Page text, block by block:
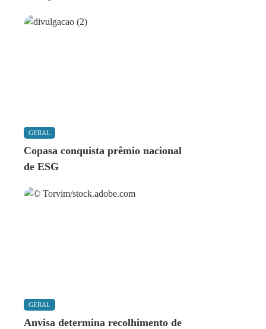
GERAL
Copasa conquista prêmio nacional
de ESG
GERAL
Anvisa determina recolhimento de